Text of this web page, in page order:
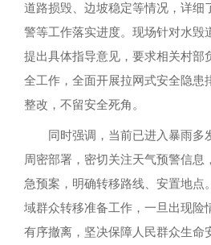
道路损毁、边坡稳定等情况，详细
警等工作落实进度。现场针对水毁
提出具体指导意见，要求相关村部
全工作，全面开展拉网式安全隐患
整改，不留安全死角。
同时强调，当前已进入暴雨多
周密部署，密切关注天气预警信息
急预案，明确转移路线、安置地点
域群众转移准备工作，一旦出现险
有序撤离，坚决保障人民群众生命